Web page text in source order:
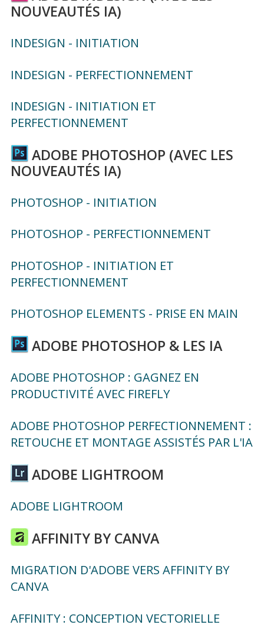
NOUVEAUTÉS IA)
INDESIGN - INITIATION
INDESIGN - PERFECTIONNEMENT
INDESIGN - INITIATION ET
PERFECTIONNEMENT
ADOBE PHOTOSHOP (AVEC LES
NOUVEAUTÉS IA)
PHOTOSHOP - INITIATION
PHOTOSHOP - PERFECTIONNEMENT
PHOTOSHOP - INITIATION ET
PERFECTIONNEMENT
PHOTOSHOP ELEMENTS - PRISE EN MAIN
ADOBE PHOTOSHOP & LES IA
ADOBE PHOTOSHOP : GAGNEZ EN
PRODUCTIVITÉ AVEC FIREFLY
ADOBE PHOTOSHOP PERFECTIONNEMENT :
RETOUCHE ET MONTAGE ASSISTÉS PAR L'IA
ADOBE LIGHTROOM
ADOBE LIGHTROOM
AFFINITY BY CANVA
MIGRATION D'ADOBE VERS AFFINITY BY
CANVA
AFFINITY : CONCEPTION VECTORIELLE